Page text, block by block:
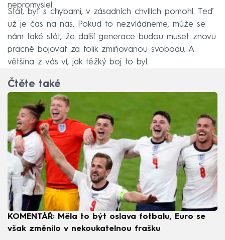
nepromyslel.
Stát, byť s chybami, v zásadních chvílích pomohl. Teď
už je čas na nás. Pokud to nezvládneme, může se
nám také stát, že další generace budou muset znovu
pracně bojovat za tolik zmiňovanou svobodu. A
většina z vás ví, jak těžký boj to byl.
Čtěte také
KOMENTÁŘ: Měla to být oslava fotbalu, Euro se
však změnilo v nekoukatelnou frašku